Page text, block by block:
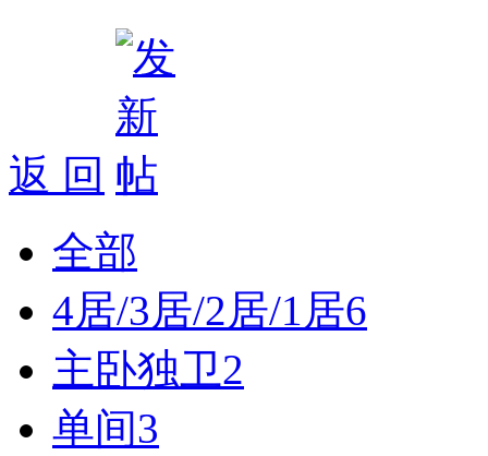
返 回
全部
4居/3居/2居/1居6
主卧独卫2
单间3